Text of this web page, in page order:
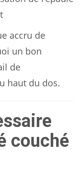
accru de
un bon
de
haut du dos.
couché